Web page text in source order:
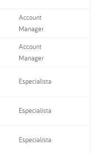
Account
Manager
Account
Manager
Especialista
Especialista
Especialista